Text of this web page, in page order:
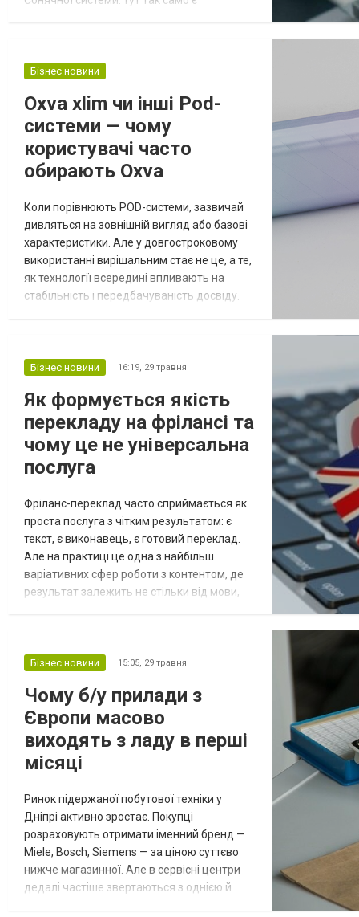
передавати колосальний крутний момент
Давайте розберемо цей механізм «під
мікроскопом» і...
Бізнес новини
Oxva xlim чи інші Pod-
системи — чому
користувачі часто
обирають Oxva
Коли порівнюють POD-системи, зазвичай
дивляться на зовнішній вигляд або базові
характеристики. Але у довгостроковому
використанні вирішальним стає не це, а те,
як технології всередині впливають на
стабільність і передбачуваність досвіду.
системи як OXVA XLIM не як «популярні», а
технологій. Ця тема...
Бізнес новини 16:19, 29 травня
Як формується якість
перекладу на фрілансі та
чому це не універсальна
послуга
Фріланс-переклад часто сприймається як
проста послуга з чітким результатом: є
текст, є виконавець, є готовий переклад.
Але на практиці це одна з найбільш
варіативних сфер роботи з контентом, де
результат залежить не стільки від мови,
різному рівні — від буквального
тексту, який враховує сферу, аудиторію та
мет...
Бізнес новини 15:05, 29 травня
Чому б/у прилади з
Європи масово
виходять з ладу в перші
місяці
Ринок підержаної побутової техніки у
Дніпрі активно зростає. Покупці
розраховують отримати іменний бренд —
Miele, Bosch, Siemens — за ціною суттєво
нижче магазинної. Але в сервісні центри
дедалі частіше звертаються з однією й